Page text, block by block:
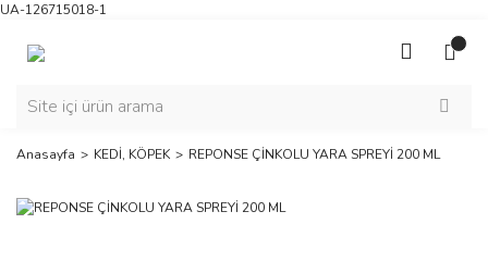
UA-126715018-1
Anasayfa KEDİ, KÖPEK REPONSE ÇİNKOLU YARA SPREYİ 200 ML